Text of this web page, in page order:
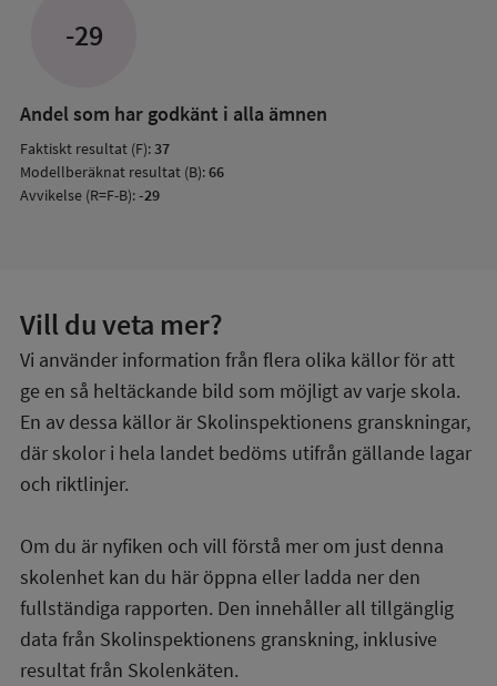
-29
Andel som har godkänt i alla ämnen
Faktiskt resultat (F):37
Modellberäknat resultat (B):66
Avvikelse (R=F-B):-29
Vill du veta mer?
Vi använder information från flera olika källor för att
ge en så heltäckande bild som möjligt av varje skola.
En av dessa källor är Skolinspektionens granskningar,
där skolor i hela landet bedöms utifrån gällande lagar
och riktlinjer.
Om du är nyfiken och vill förstå mer om just denna
skolenhet kan du här öppna eller ladda ner den
fullständiga rapporten. Den innehåller all tillgänglig
data från Skolinspektionens granskning, inklusive
resultat från Skolenkäten.